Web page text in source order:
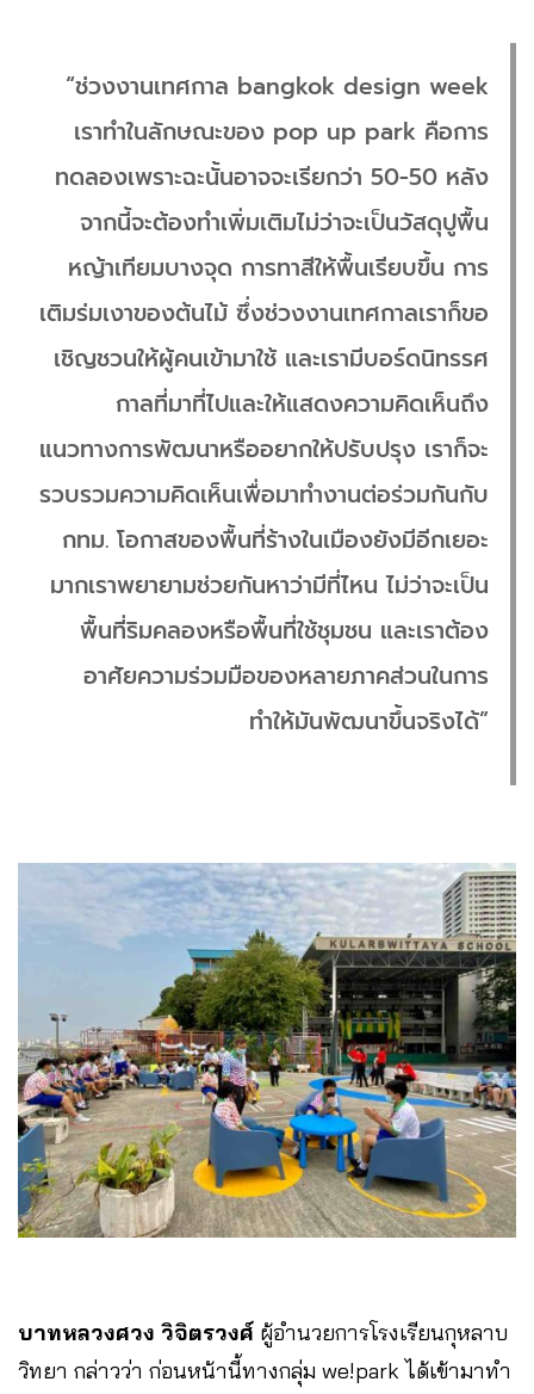
“ช่วงงานเทศกาล bangkok design week
เราทำในลักษณะของ pop up park คือการ
ทดลองเพราะฉะนั้นอาจจะเรียกว่า 50-50 หลัง
จากนี้จะต้องทำเพิ่มเติมไม่ว่าจะเป็นวัสดุปูพื้น
หญ้าเทียมบางจุด การทาสีให้พื้นเรียบขึ้น การ
เติมร่มเงาของต้นไม้ ซึ่งช่วงงานเทศกาลเราก็ขอ
เชิญชวนให้ผู้คนเข้ามาใช้ และเรามีบอร์ดนิทรรศ
กาลที่มาที่ไปและให้แสดงความคิดเห็นถึง
แนวทางการพัฒนาหรืออยากให้ปรับปรุง เราก็จะ
รวบรวมความคิดเห็นเพื่อมาทำงานต่อร่วมกันกับ
กทม. โอกาสของพื้นที่ร้างในเมืองยังมีอีกเยอะ
มากเราพยายามช่วยกันหาว่ามีที่ไหน ไม่ว่าจะเป็น
พื้นที่ริมคลองหรือพื้นที่ใช้ชุมชน และเราต้อง
อาศัยความร่วมมือของหลายภาคส่วนในการ
ทำให้มันพัฒนาขึ้นจริงได้”
บาทหลวงศวง วิจิตรวงศ์ ผู้อำนวยการโรงเรียนกุหลาบ
วิทยา กล่าวว่า ก่อนหน้านี้ทางกลุ่ม we!park ได้เข้ามาทำ